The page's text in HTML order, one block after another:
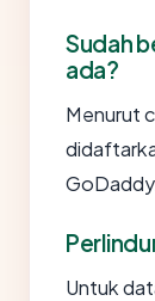
Sudah
ada?
Menurut
Untuk